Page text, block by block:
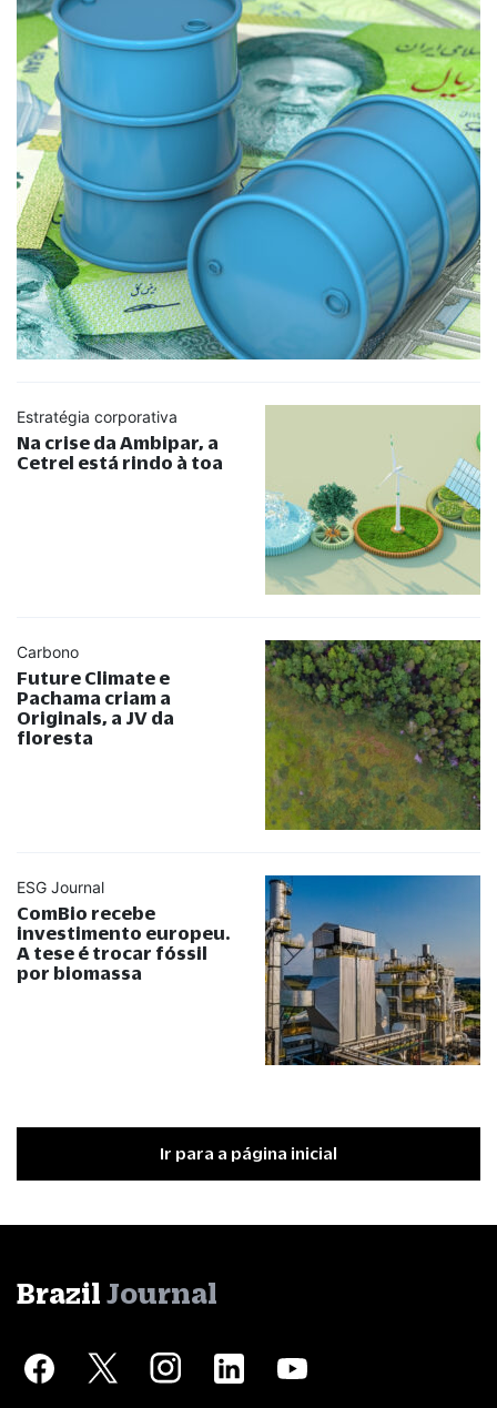
Estratégia corporativa
Na crise da Ambipar, a
Cetrel está rindo à toa
Carbono
Future Climate e
Pachama criam a
Originals, a JV da
floresta
ESG Journal
ComBio recebe
investimento europeu.
A tese é trocar fóssil
por biomassa
Ir para a página inicial
Brazil Journal